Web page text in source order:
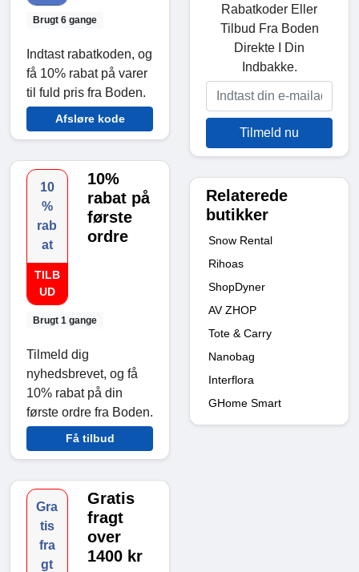
Brugt 6 gange
Indtast rabatkoden, og
få 10% rabat på varer
til fuld pris fra Boden.
Afsløre kode
10
%
rab
at
TILB
UD
Brugt 1 gange
10%
rabat på
første
ordre
Tilmeld dig
nyhedsbrevet, og få
10% rabat på din
første ordre fra Boden.
Få tilbud
Gra
tis
fra
gt
Gratis
fragt
over
1400 kr
Rabatkoder Eller
Tilbud Fra Boden
Direkte I Din
Indbakke.
Tilmeld nu
Relaterede
butikker
Snow Rental
Rihoas
ShopDyner
AV ZHOP
Tote & Carry
Nanobag
Interflora
GHome Smart